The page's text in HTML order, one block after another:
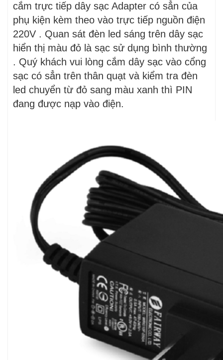
cắm trực tiếp dây sạc Adapter có sẳn của
phụ kiện kèm theo vào trực tiếp nguồn điện
220V . Quan sát đèn led sáng trên dây sạc
hiển thị màu đỏ là sạc sử dụng bình thường
. Quý khách vui lòng cắm dây sạc vào cổng
sạc có sẳn trên thân quạt và kiểm tra đèn
led chuyển từ đỏ sang màu xanh thì PIN
đang được nạp vào điện.